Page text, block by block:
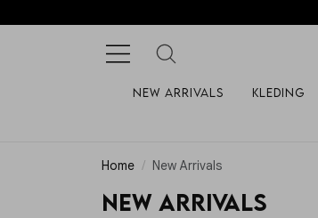
New arrivals Kleding
Home New Arrivals
New Arrivals